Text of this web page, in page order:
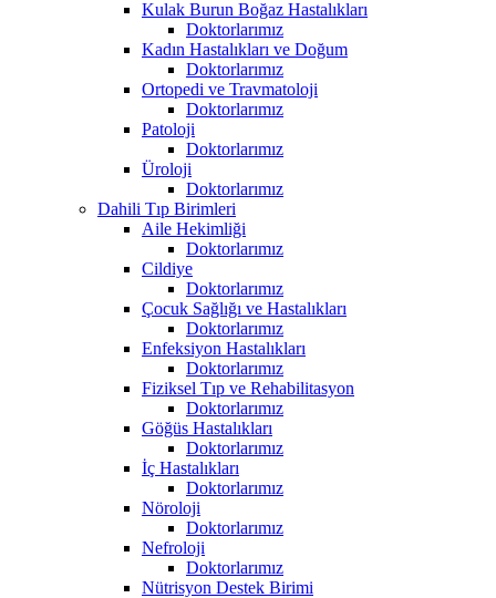
Kulak Burun Boğaz Hastalıkları
Doktorlarımız
Kadın Hastalıkları ve Doğum
Doktorlarımız
Ortopedi ve Travmatoloji
Doktorlarımız
Patoloji
Doktorlarımız
Üroloji
Doktorlarımız
Dahili Tıp Birimleri
Aile Hekimliği
Doktorlarımız
Cildiye
Doktorlarımız
Çocuk Sağlığı ve Hastalıkları
Doktorlarımız
Enfeksiyon Hastalıkları
Doktorlarımız
Fiziksel Tıp ve Rehabilitasyon
Doktorlarımız
Göğüs Hastalıkları
Doktorlarımız
İç Hastalıkları
Doktorlarımız
Nöroloji
Doktorlarımız
Nefroloji
Doktorlarımız
Nütrisyon Destek Birimi